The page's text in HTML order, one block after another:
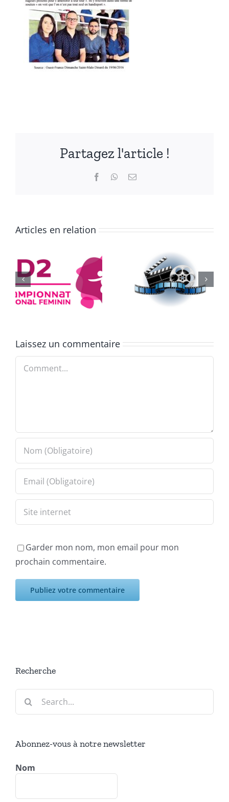
Partagez l'article !
FacebookWhatsApp
Email
Articles en relation
334 jours
Équipe de
France
Laissez un commentaire
Comment
Garder mon nom, mon email pour mon
prochain commentaire.
Recherche
Search
Abonnez-vous à notre newsletter
Nom